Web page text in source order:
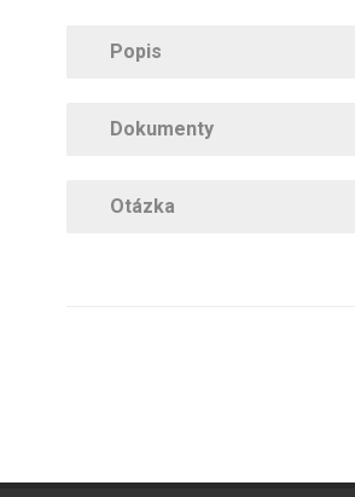
Popis
Dokumenty
Otázka